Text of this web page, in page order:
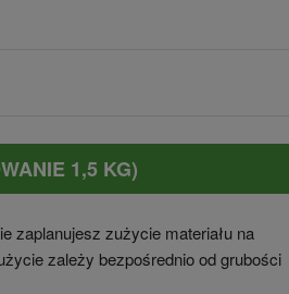
1,5 KG)
zaplanujesz zużycie materiału na
zależy bezpośrednio od grubości